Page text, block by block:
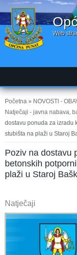
Web
Vi ste ovdje
Početna » NOVOSTI -
Natječaji - javna nabava,
dostavu ponuda za izradu
stubišta na plaži u Staroj
Poziv na dostavu
betonskih
plaži u Staroj
Natječaji